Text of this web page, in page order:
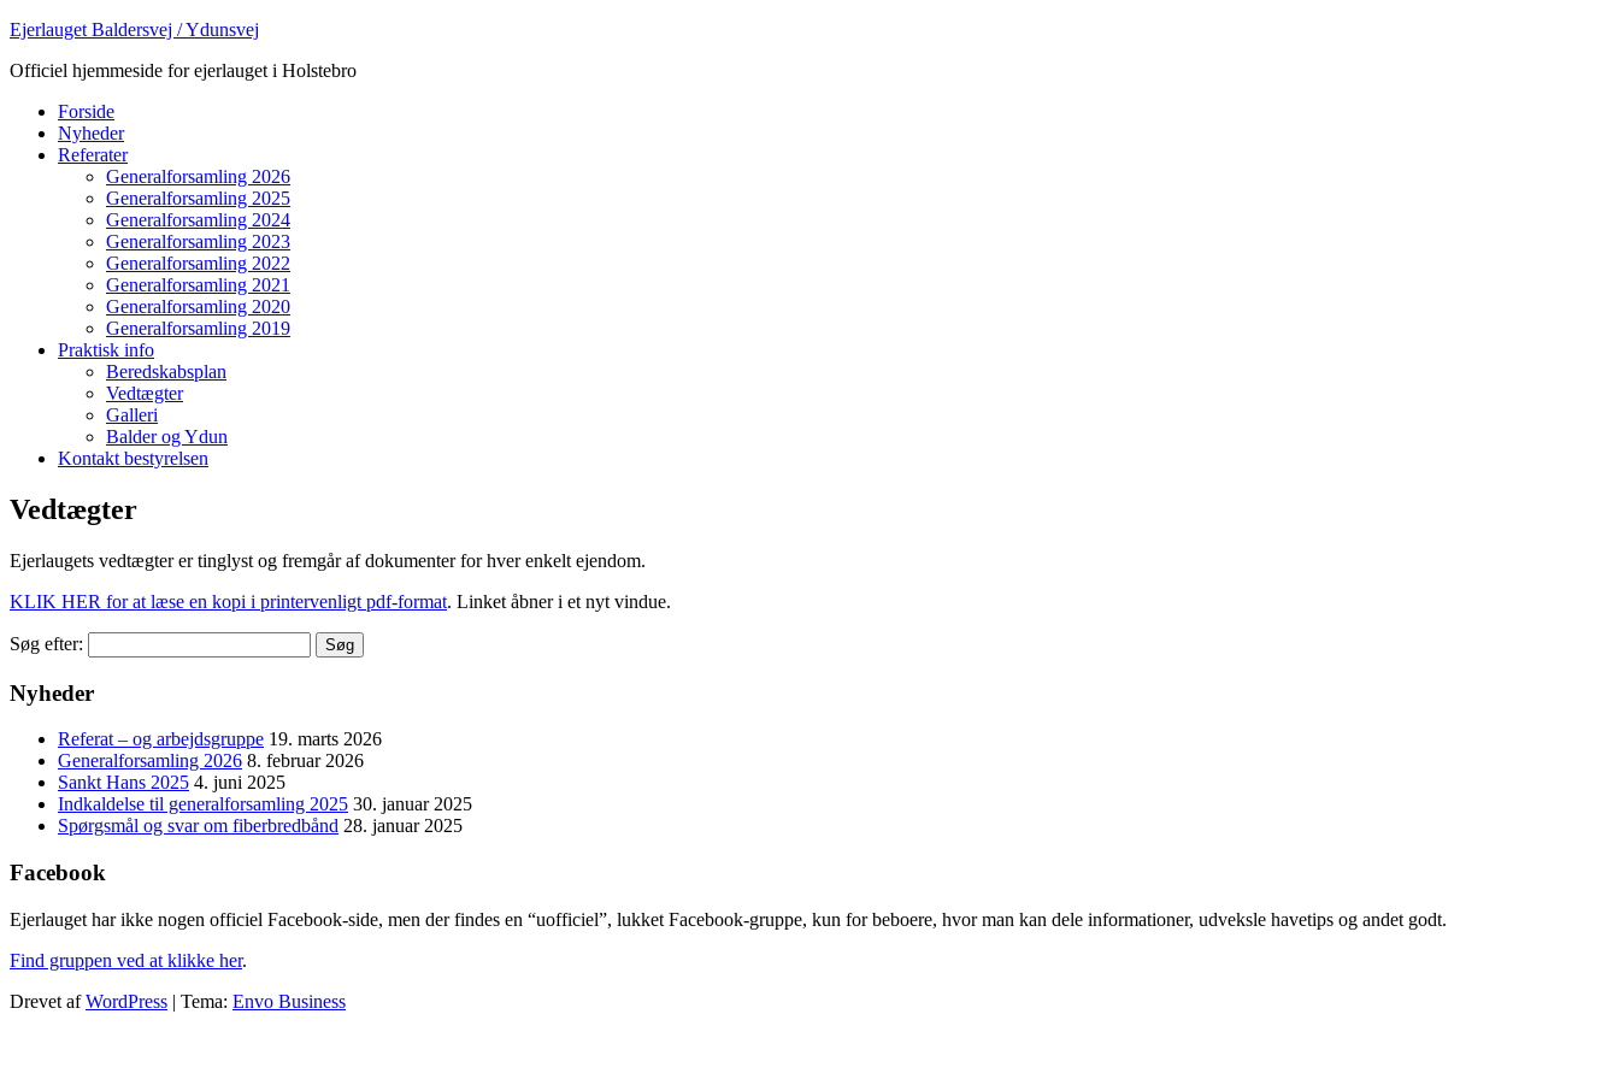
Ejerlauget Baldersvej / Ydunsvej
Officiel hjemmeside for ejerlauget i Holstebro
Forside
Nyheder
Referater
Generalforsamling 2026
Generalforsamling 2025
Generalforsamling 2024
Generalforsamling 2023
Generalforsamling 2022
Generalforsamling 2021
Generalforsamling 2020
Generalforsamling 2019
Praktisk info
Beredskabsplan
Vedtægter
Galleri
Balder og Ydun
Kontakt bestyrelsen
Vedtægter
Ejerlaugets vedtægter er tinglyst og fremgår af dokumenter for hver enkelt ejendom.
KLIK HER for at læse en kopi i printervenligt pdf-format. Linket åbner i et nyt vindue.
Søg efter:
Nyheder
Referat – og arbejdsgruppe 19. marts 2026
Generalforsamling 2026 8. februar 2026
Sankt Hans 2025 4. juni 2025
Indkaldelse til generalforsamling 2025 30. januar 2025
Spørgsmål og svar om fiberbredbånd 28. januar 2025
Facebook
Ejerlauget har ikke nogen officiel Facebook-side, men der findes en “uofficiel”, lukket Facebook-gruppe, kun for beboere, hvor man kan dele informationer, udveksle havetips og andet godt.
Find gruppen ved at klikke her.
Drevet afWordPress | Tema: Envo Business